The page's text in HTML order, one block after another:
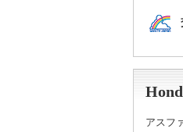
アスフ